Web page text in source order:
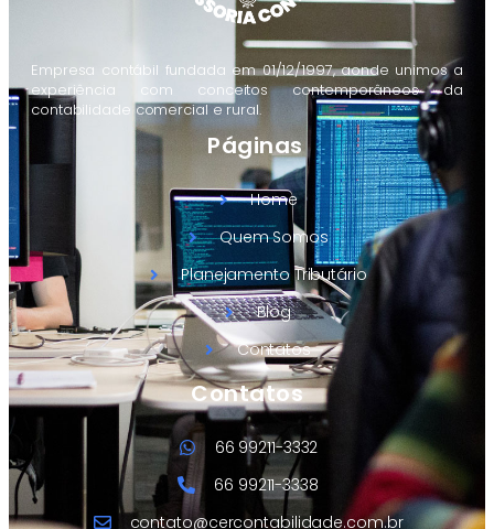
Empresa contábil fundada em 01/12/1997, aonde unimos a
experiência com conceitos contemporâneos da
contabilidade comercial e rural.
Páginas
Home
Quem Somos
Planejamento Tributário
Blog
Contatos
Contatos
66 99211-3332
66 99211-3338
contato@cercontabilidade.com.br